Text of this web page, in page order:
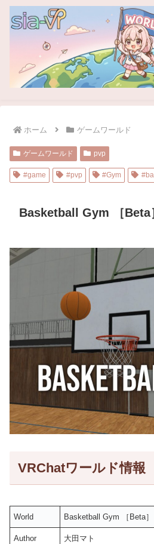
ホーム ゲームワールド
ゲームワールド pvp
#game #pvp #Gym
Basketball Gym ［Beta
VRChatワールド情報
World Basketball Gym ［Beta
Author 大田マト